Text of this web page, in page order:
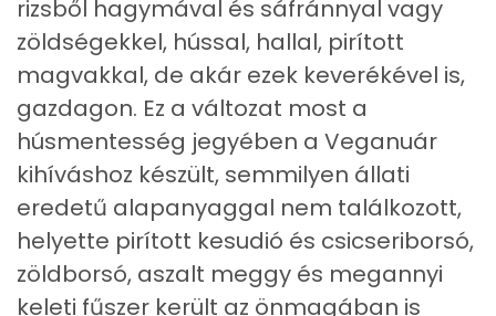
E vitamin:
2 mg
C vitamin:
D vitamin:
0 micro
K vitamin:
151 micro
Tiamin - B1 vitamin:
1 mg
Riboflavin - B2 vitamin:
0 mg
rizsből hagymával és sáfránnyal vagy
zöldségekkel, hússal, hallal, pirított
magvakkal, de akár ezek keverékével is,
gazdagon. Ez a változat most a
húsmentesség jegyében a Veganuár
kihíváshoz készült, semmilyen állati
eredetű alapanyaggal nem találkozott,
helyette pirított kesudió és csicseriborsó,
zöldborsó, aszalt meggy és megannyi
keleti fűszer került az önmagában is